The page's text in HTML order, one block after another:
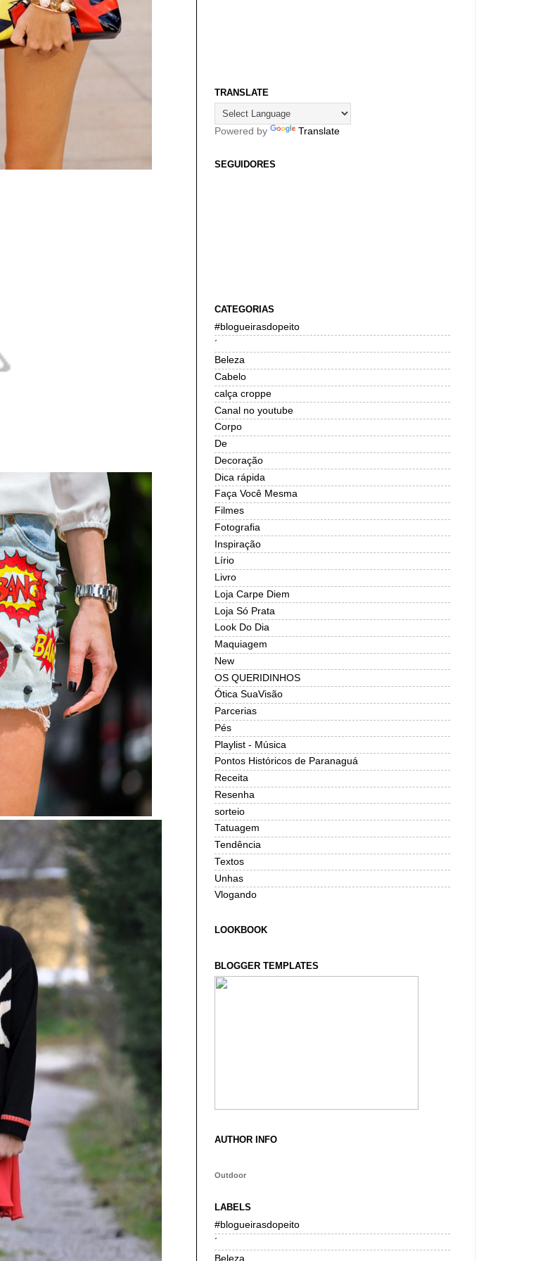
TRANSLATE
Powered by Translate
SEGUIDORES
CATEGORIAS
#blogueirasdopeito
´
Beleza
Cabelo
calça croppe
Canal no youtube
Corpo
De
Decoração
Dica rápida
Faça Você Mesma
Filmes
Fotografia
Inspiração
Lírio
Livro
Loja Carpe Diem
Loja Só Prata
Look Do Dia
Maquiagem
New
OS QUERIDINHOS
Ótica SuaVisão
Parcerias
Pés
Playlist - Música
Pontos Históricos de Paranaguá
Receita
Resenha
sorteio
Tatuagem
Tendência
Textos
Unhas
Vlogando
LOOKBOOK
BLOGGER TEMPLATES
AUTHOR INFO
Outdoor
LABELS
#blogueirasdopeito
´
Beleza